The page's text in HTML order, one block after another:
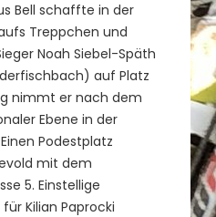
Bell schaffte in der
Treppchen und
Noah Siebel-Späth
auf Platz
nimmt er nach dem
Ebene in der
Podestplatz
mit dem
5. Einstellige
Kilian Paprocki